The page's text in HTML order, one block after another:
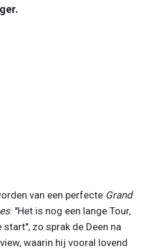
van een perfecte Grand
. ''Het is nog een lange Tour,
zo sprak de Deen na
waarin hij vooral lovend